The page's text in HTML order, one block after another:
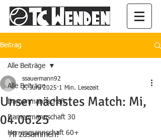
Beitrag
Alle Beiträge
Damenmannschaft
Damenmannschaft 30
Herrenmannschaft 60+
Alle Beiträge
Unser nächstes Match: Mi,
04.06.25
ssauermann92
2. Juni 2025 1 Min. Lesezeit
Hi zusammen!